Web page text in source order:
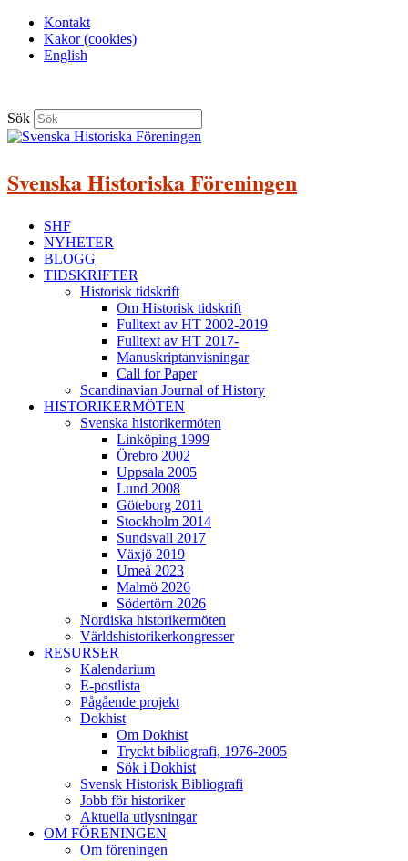
Kontakt
Kakor (cookies)
English
Sök
Svenska Historiska Föreningen
SHF
NYHETER
BLOGG
TIDSKRIFTER
Historisk tidskrift
Om Historisk tidskrift
Fulltext av HT 2002-2019
Fulltext av HT 2017-
Manuskriptanvisningar
Call for Paper
Scandinavian Journal of History
HISTORIKERMÖTEN
Svenska historikermöten
Linköping 1999
Örebro 2002
Uppsala 2005
Lund 2008
Göteborg 2011
Stockholm 2014
Sundsvall 2017
Växjö 2019
Umeå 2023
Malmö 2026
Södertörn 2026
Nordiska historikermöten
Världshistorikerkongresser
RESURSER
Kalendarium
E-postlista
Pågående projekt
Dokhist
Om Dokhist
Tryckt bibliografi, 1976-2005
Sök i Dokhist
Svensk Historisk Bibliografi
Jobb för historiker
Aktuella utlysningar
OM FÖRENINGEN
Om föreningen